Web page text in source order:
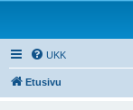
UKK
Etusivu